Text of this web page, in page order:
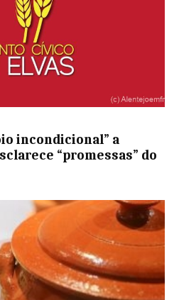
incondicional” a
“promessas” do